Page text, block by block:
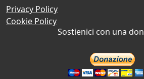
Privacy Policy
Cookie Policy
Sostienici con una